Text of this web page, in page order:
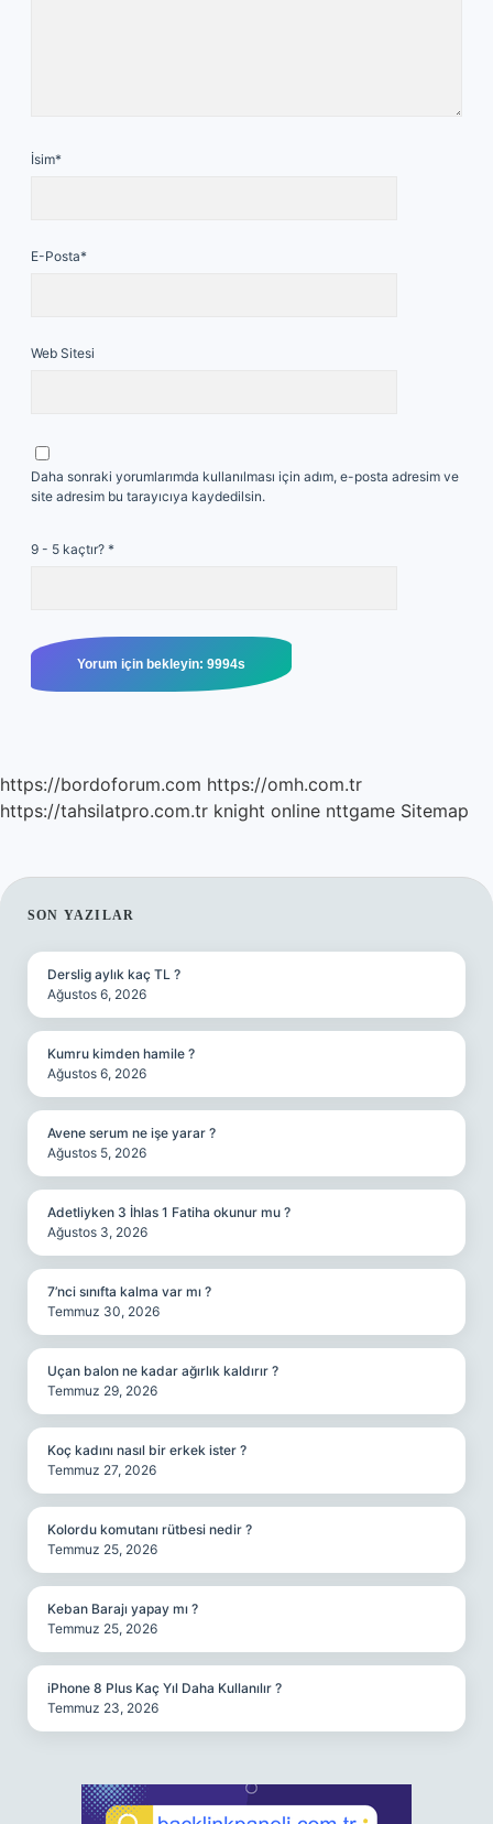
İsim*
E-Posta*
Web Sitesi
Daha sonraki yorumlarımda kullanılması için adım, e-posta adresim ve
site adresim bu tarayıcıya kaydedilsin.
9 - 5 kaçtır? *
https://bordoforum.com https://omh.com.tr
https://tahsilatpro.com.tr knight online nttgame Sitemap
SIDEBAR
SON YAZILAR
Derslig aylık kaç TL ?
Ağustos 6, 2026
Kumru kimden hamile ?
Ağustos 6, 2026
Avene serum ne işe yarar ?
Ağustos 5, 2026
Adetliyken 3 İhlas 1 Fatiha okunur mu ?
Ağustos 3, 2026
7’nci sınıfta kalma var mı ?
Temmuz 30, 2026
Uçan balon ne kadar ağırlık kaldırır ?
Temmuz 29, 2026
Koç kadını nasıl bir erkek ister ?
Temmuz 27, 2026
Kolordu komutanı rütbesi nedir ?
Temmuz 25, 2026
Keban Barajı yapay mı ?
Temmuz 25, 2026
iPhone 8 Plus Kaç Yıl Daha Kullanılır ?
Temmuz 23, 2026